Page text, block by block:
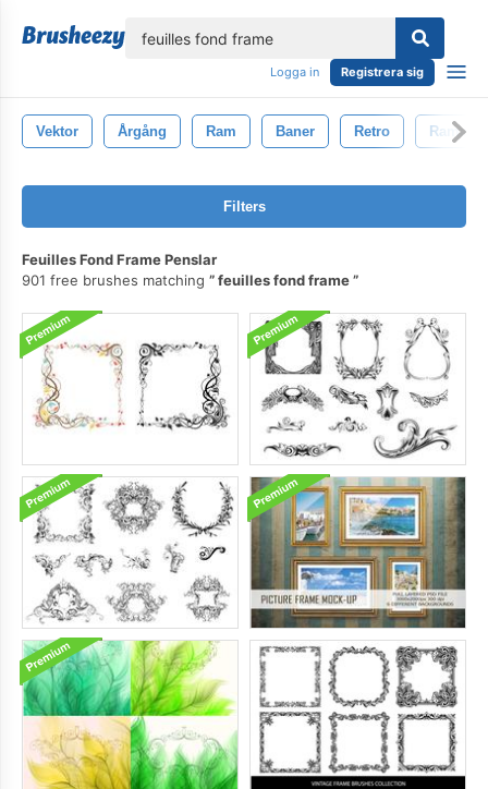
Logga in Registrera sig
Vektor Årgång Ram Baner Retro Ramar
Filters
Feuilles Fond Frame Penslar
901 free brushes matching
feuilles fond frame